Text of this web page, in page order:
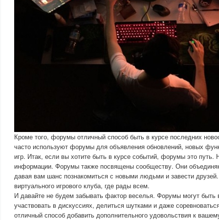
Кроме того, форумы отличный способ быть в курсе последних
часто используют форумы для объявления обновлений, новых
игр. Итак, если вы хотите быть в курсе событий, форумы это путь.
информации. Форумы также посвящены сообществу. Они
давая вам шанс познакомиться с новыми людьми и завести
виртуального игрового клуба, где рады всем.
И давайте не будем забывать фактор веселья. Форумы могут быть
участвовать в дискуссиях, делиться шутками и даже
отличный способ добавить дополнительного удовольствия к